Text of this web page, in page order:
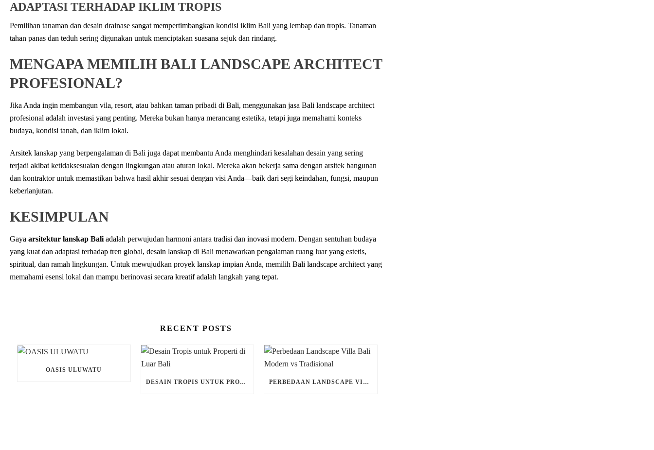
ADAPTASI TERHADAP IKLIM TROPIS
Pemilihan tanaman dan desain drainase sangat mempertimbangkan kondisi iklim Bali yang lembap dan tropis. Tanaman
tahan panas dan teduh sering digunakan untuk menciptakan suasana sejuk dan rindang.
MENGAPA MEMILIH BALI LANDSCAPE ARCHITECT
PROFESIONAL?
Jika Anda ingin membangun vila, resort, atau bahkan taman pribadi di Bali, menggunakan jasa Bali landscape architect
profesional adalah investasi yang penting. Mereka bukan hanya merancang estetika, tetapi juga memahami konteks
budaya, kondisi tanah, dan iklim lokal.
Arsitek lanskap yang berpengalaman di Bali juga dapat membantu Anda menghindari kesalahan desain yang sering
terjadi akibat ketidaksesuaian dengan lingkungan atau aturan lokal. Mereka akan bekerja sama dengan arsitek bangunan
dan kontraktor untuk memastikan bahwa hasil akhir sesuai dengan visi Anda—baik dari segi keindahan, fungsi, maupun
keberlanjutan.
KESIMPULAN
Gaya arsitektur lanskap Bali adalah perwujudan harmoni antara tradisi dan inovasi modern. Dengan sentuhan budaya
yang kuat dan adaptasi terhadap tren global, desain lanskap di Bali menawarkan pengalaman ruang luar yang estetis,
spiritual, dan ramah lingkungan. Untuk mewujudkan proyek lanskap impian Anda, memilih Bali landscape architect yang
memahami esensi lokal dan mampu berinovasi secara kreatif adalah langkah yang tepat.
RECENT POSTS
OASIS ULUWATU
DESAIN TROPIS UNTUK PROPERTI DI LUAR BALI
PERBEDAAN LANDSCAPE VILLA BALI MODERN VS TRADISIONAL